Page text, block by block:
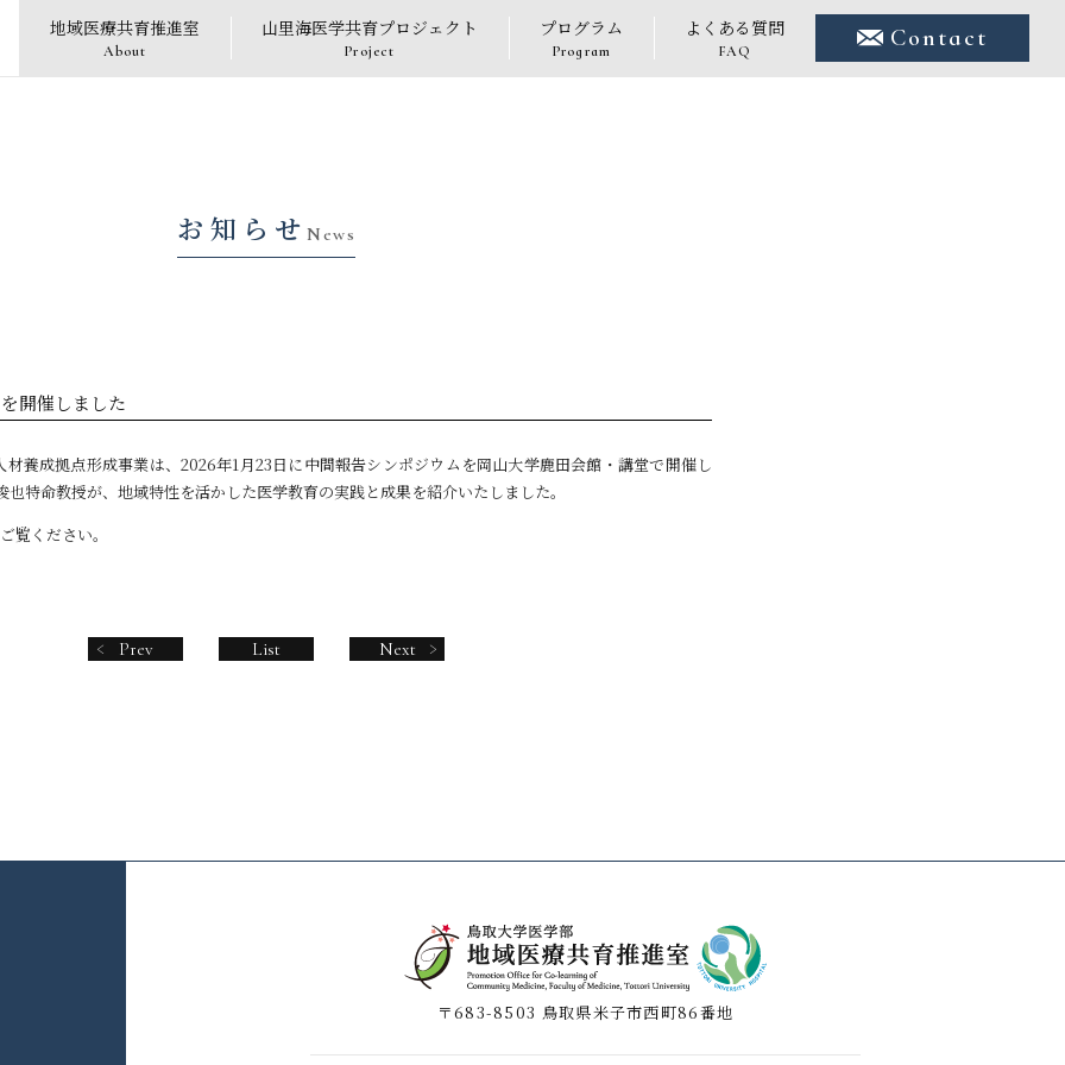
地域医療共育推進室
About
山里海医学共育プロジェクト
Project
プログラム
Program
よくある質問
FAQ Contact
お知らせ News
開催しました
材養成拠点形成事業は、2026年1月23日に中間報告シンポジウムを岡山大学鹿田会館・講堂で開催し
也特命教授が、地域特性を活かした医学教育の実践と成果を紹介いたしました。
覧ください。
Prev List Next
〒683-8503 鳥取県米子市西町86番地